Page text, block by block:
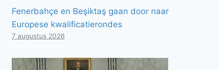
Fenerbahçe en Beşiktaş gaan door naar
Europese kwalificatierondes
7 augustus 2026